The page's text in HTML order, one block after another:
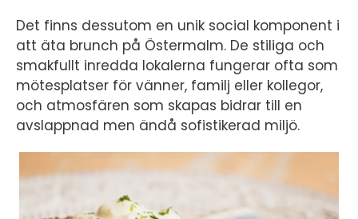
Det finns dessutom en unik social komponent i
att äta brunch på Östermalm. De stiliga och
smakfullt inredda lokalerna fungerar ofta som
mötesplatser för vänner, familj eller kollegor,
och atmosfären som skapas bidrar till en
avslappnad men ändå sofistikerad miljö.